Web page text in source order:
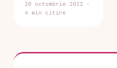
20 octombrie 2022 ·
4 min citire